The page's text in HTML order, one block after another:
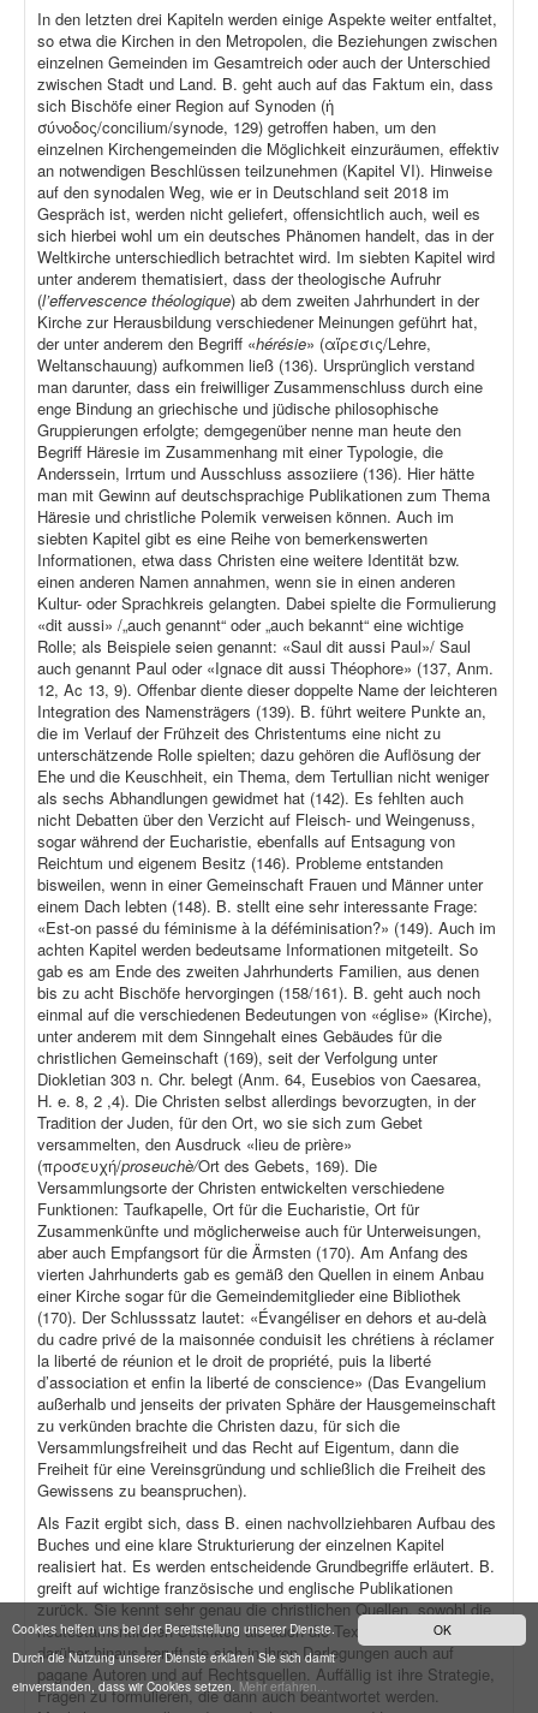
OK
Cookies helfen uns bei der Bereitstellung unserer Dienste.
Durch die Nutzung unserer Dienste erklären Sie sich damit
einverstanden, dass wir Cookies setzen.Mehr erfahren...
In den letzten drei Kapiteln werden einige Aspekte weiter entfaltet,
so etwa die Kirchen in den Metropolen, die Beziehungen zwischen
einzelnen Gemeinden im Gesamtreich oder auch der Unterschied
zwischen Stadt und Land. B. geht auch auf das Faktum ein, dass
sich Bischöfe einer Region auf Synoden (ἡ
σύνοδος/concilium/synode, 129) getroffen haben, um den
einzelnen Kirchengemeinden die Möglichkeit einzuräumen, effektiv
an notwendigen Beschlüssen teilzunehmen (Kapitel VI). Hinweise
auf den synodalen Weg, wie er in Deutschland seit 2018 im
Gespräch ist, werden nicht geliefert, offensichtlich auch, weil es
sich hierbei wohl um ein deutsches Phänomen handelt, das in der
Weltkirche unterschiedlich betrachtet wird. Im siebten Kapitel wird
unter anderem thematisiert, dass der theologische Aufruhr
(l’effervescence théologique) ab dem zweiten Jahrhundert in der
Kirche zur Herausbildung verschiedener Meinungen geführt hat,
der unter anderem den Begriff «hérésie» (αἵρεσις/Lehre,
Weltanschauung) aufkommen ließ (136). Ursprünglich verstand
man darunter, dass ein freiwilliger Zusammenschluss durch eine
enge Bindung an griechische und jüdische philosophische
Gruppierungen erfolgte; demgegenüber nenne man heute den
Begriff Häresie im Zusammenhang mit einer Typologie, die
Anderssein, Irrtum und Ausschluss assoziiere (136). Hier hätte
man mit Gewinn auf deutschsprachige Publikationen zum Thema
Häresie und christliche Polemik verweisen können. Auch im
siebten Kapitel gibt es eine Reihe von bemerkenswerten
Informationen, etwa dass Christen eine weitere Identität bzw.
einen anderen Namen annahmen, wenn sie in einen anderen
Kultur- oder Sprachkreis gelangten. Dabei spielte die Formulierung
«dit aussi» /„auch genannt“ oder „auch bekannt“ eine wichtige
Rolle; als Beispiele seien genannt: «Saul dit aussi Paul»/ Saul
auch genannt Paul oder «Ignace dit aussi Théophore» (137, Anm.
12, Ac 13, 9). Offenbar diente dieser doppelte Name der leichteren
Integration des Namensträgers (139). B. führt weitere Punkte an,
die im Verlauf der Frühzeit des Christentums eine nicht zu
unterschätzende Rolle spielten; dazu gehören die Auflösung der
Ehe und die Keuschheit, ein Thema, dem Tertullian nicht weniger
als sechs Abhandlungen gewidmet hat (142). Es fehlten auch
nicht Debatten über den Verzicht auf Fleisch- und Weingenuss,
sogar während der Eucharistie, ebenfalls auf Entsagung von
Reichtum und eigenem Besitz (146). Probleme entstanden
bisweilen, wenn in einer Gemeinschaft Frauen und Männer unter
einem Dach lebten (148). B. stellt eine sehr interessante Frage:
«Est-on passé du féminisme à la déféminisation?» (149). Auch im
achten Kapitel werden bedeutsame Informationen mitgeteilt. So
gab es am Ende des zweiten Jahrhunderts Familien, aus denen
bis zu acht Bischöfe hervorgingen (158/161). B. geht auch noch
einmal auf die verschiedenen Bedeutungen von «église» (Kirche),
unter anderem mit dem Sinngehalt eines Gebäudes für die
christlichen Gemeinschaft (169), seit der Verfolgung unter
Diokletian 303 n. Chr. belegt (Anm. 64, Eusebios von Caesarea,
H. e. 8, 2 ,4). Die Christen selbst allerdings bevorzugten, in der
Tradition der Juden, für den Ort, wo sie sich zum Gebet
versammelten, den Ausdruck «lieu de prière»
(προσευχή/proseuchè/Ort des Gebets, 169). Die
Versammlungsorte der Christen entwickelten verschiedene
Funktionen: Taufkapelle, Ort für die Eucharistie, Ort für
Zusammenkünfte und möglicherweise auch für Unterweisungen,
aber auch Empfangsort für die Ärmsten (170). Am Anfang des
vierten Jahrhunderts gab es gemäß den Quellen in einem Anbau
einer Kirche sogar für die Gemeindemitglieder eine Bibliothek
(170). Der Schlusssatz lautet: «Évangéliser en dehors et au-delà
du cadre privé de la maisonnée conduisit les chrétiens à réclamer
la liberté de réunion et le droit de propriété, puis la liberté
d’association et enfin la liberté de conscience» (Das Evangelium
außerhalb und jenseits der privaten Sphäre der Hausgemeinschaft
zu verkünden brachte die Christen dazu, für sich die
Versammlungsfreiheit und das Recht auf Eigentum, dann die
Freiheit für eine Vereinsgründung und schließlich die Freiheit des
Gewissens zu beanspruchen).
Als Fazit ergibt sich, dass B. einen nachvollziehbaren Aufbau des
Buches und eine klare Strukturierung der einzelnen Kapitel
realisiert hat. Es werden entscheidende Grundbegriffe erläutert. B.
greift auf wichtige französische und englische Publikationen
zurück. Sie kennt sehr genau die christlichen Quellen, sowohl die
neutestamentlichen Schriften als auch die Texte der Kirchenväter;
darüber hinaus beruft sie sich in ihren Darlegungen auch auf
pagane Autoren und auf Rechtsquellen. Auffällig ist ihre Strategie,
Fragen zu formulieren, die dann auch beantwortet werden.